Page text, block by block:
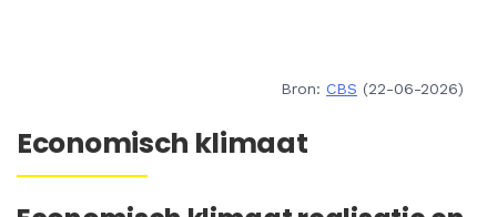
Bron: CBS (22-06-2026)
Economisch klimaat